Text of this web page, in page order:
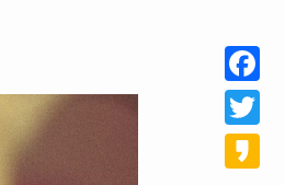
Twitter